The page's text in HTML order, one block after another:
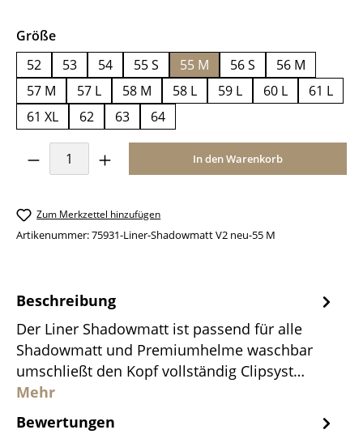
Größeauswählen
52
53 54 55 S 55 M 56 S
56 M
57 M
57 L 58 M 58 L 59 L 60 L
61 L
61 XL
62 63 64
Produkt Anzahl: Gib den gewünschten
In den Warenkorb
Zum Merkzettel hinzufügen
Artikenummer:75931-Liner-Shadowmatt V2 neu-55 M
Beschreibung
Der Liner Shadowmatt ist passend für alle
Shadowmatt und Premiumhelme waschbar
umschließt den Kopf vollständig Clipsyst…
Mehr
Bewertungen